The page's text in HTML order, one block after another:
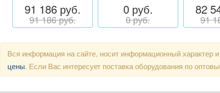
91 186 руб.
91 186 руб.
0 руб.
0 руб.
82
91
Вся информация на сайте, носит информационный
цены. Если Вас интересует поставка оборудования по